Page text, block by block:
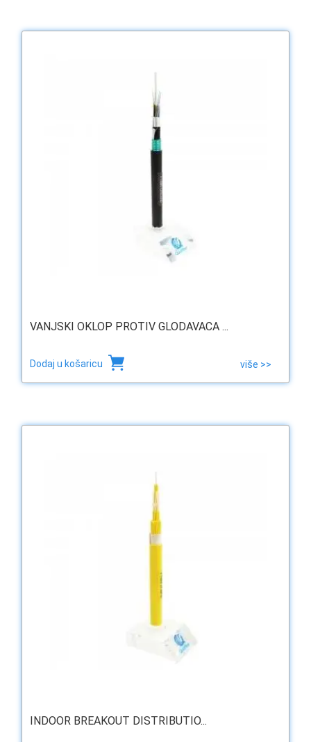
VANJSKI OKLOP PROTIV GLODAVACA ...
Dodaj u košaricu više >>
INDOOR BREAKOUT DISTRIBUTIO...